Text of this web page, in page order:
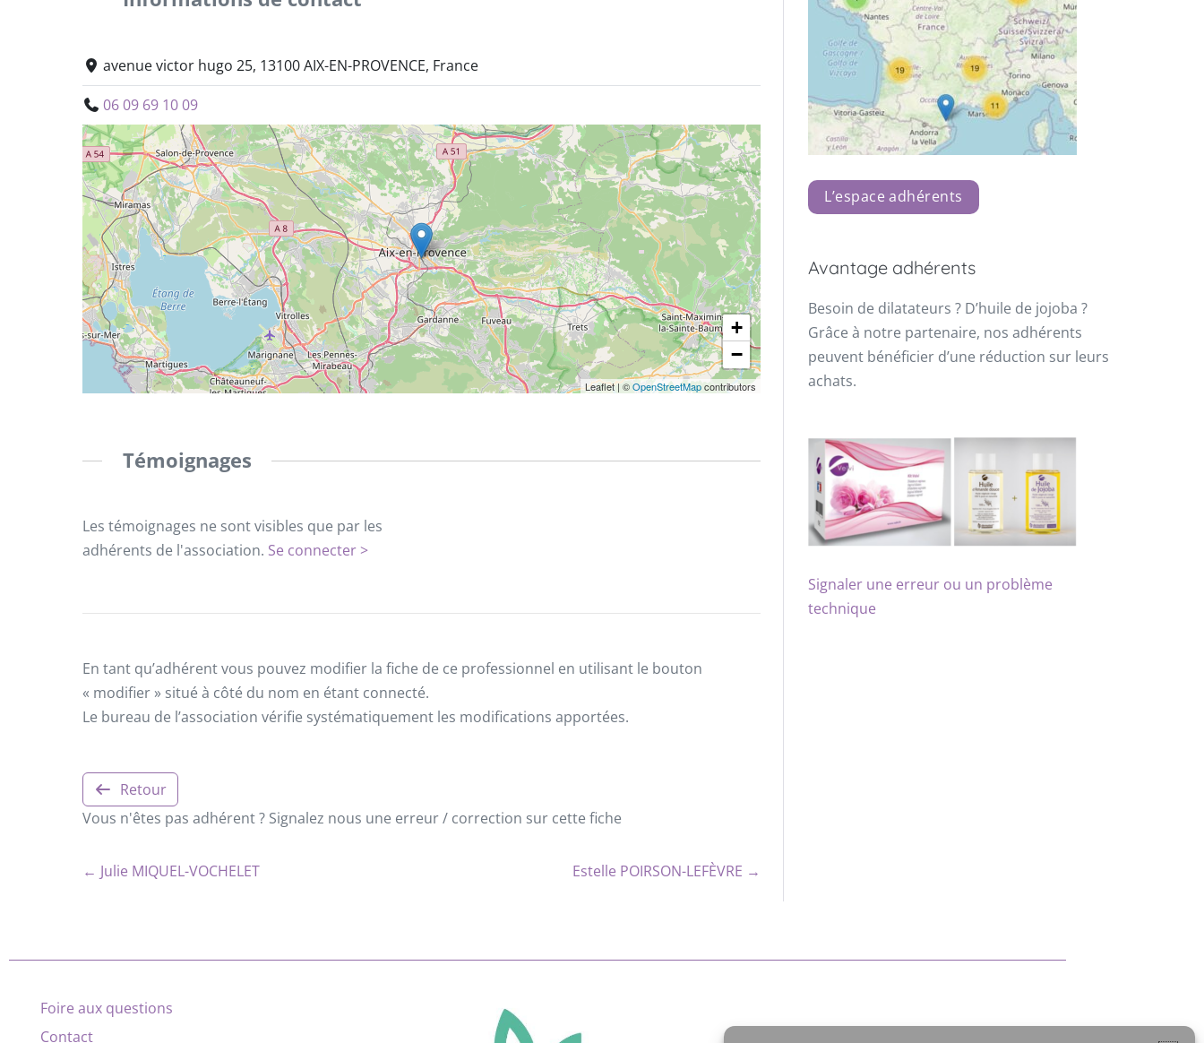
avenue victor hugo 25, 13100 AIX-EN-PROVENCE, France
06 09 69 10 09
+
−
Leaflet | ©OpenStreetMapcontributors
Témoignages
Les témoignages ne sont visibles que par les
adhérents de l'association. Se connecter >
En tant qu’adhérent vous pouvez modifier la fiche de ce professionnel en utilisant le bouton
« modifier » situé à côté du nom en étant connecté.
Le bureau de l’association vérifie systématiquement les modifications apportées.
Retour
Vous n'êtes pas adhérent ? Signalez nous une erreur / correction sur cette fiche
← Julie MIQUEL-VOCHELET Estelle POIRSON-LEFÈVRE →
L’espace adhérents
Avantage adhérents
Besoin de dilatateurs ? D’huile de jojoba ?
Grâce à notre partenaire, nos adhérents
peuvent bénéficier d’une réduction sur leurs
achats.
Signaler une erreur ou un problème
technique
Foire aux questions
Contact